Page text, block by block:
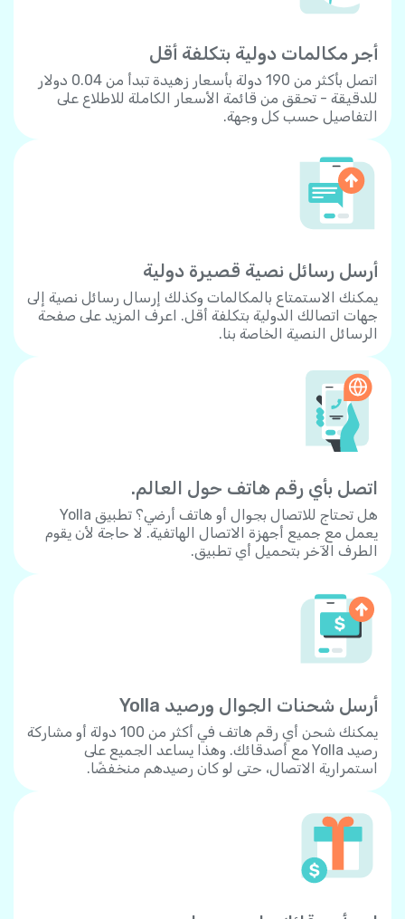
أجر مكالمات دولية بتكلفة أقل
اتصل بأكثر من 190 دولة بأسعار زهيدة تبدأ من 0.04 دولار
للدقيقة - تحقق من قائمة الأسعار الكاملة للاطلاع على
التفاصيل حسب كل وجهة.
أرسل رسائل نصية قصيرة دولية
يمكنك الاستمتاع بالمكالمات وكذلك إرسال رسائل نصية إلى
جهات اتصالك الدولية بتكلفة أقل. اعرف المزيد على صفحة
الرسائل النصية الخاصة بنا.
اتصل بأي رقم هاتف حول العالم.
هل تحتاج للاتصال بجوال أو هاتف أرضي؟ تطبيق Yolla
يعمل مع جميع أجهزة الاتصال الهاتفية. لا حاجة لأن يقوم
الطرف الآخر بتحميل أي تطبيق.
أرسل شحنات الجوال ورصيد Yolla
يمكنك شحن أي رقم هاتف في أكثر من 100 دولة أو مشاركة
رصيد Yolla مع أصدقائك. وهذا يساعد الجميع على
استمرارية الاتصال، حتى لو كان رصيدهم منخفضًا.